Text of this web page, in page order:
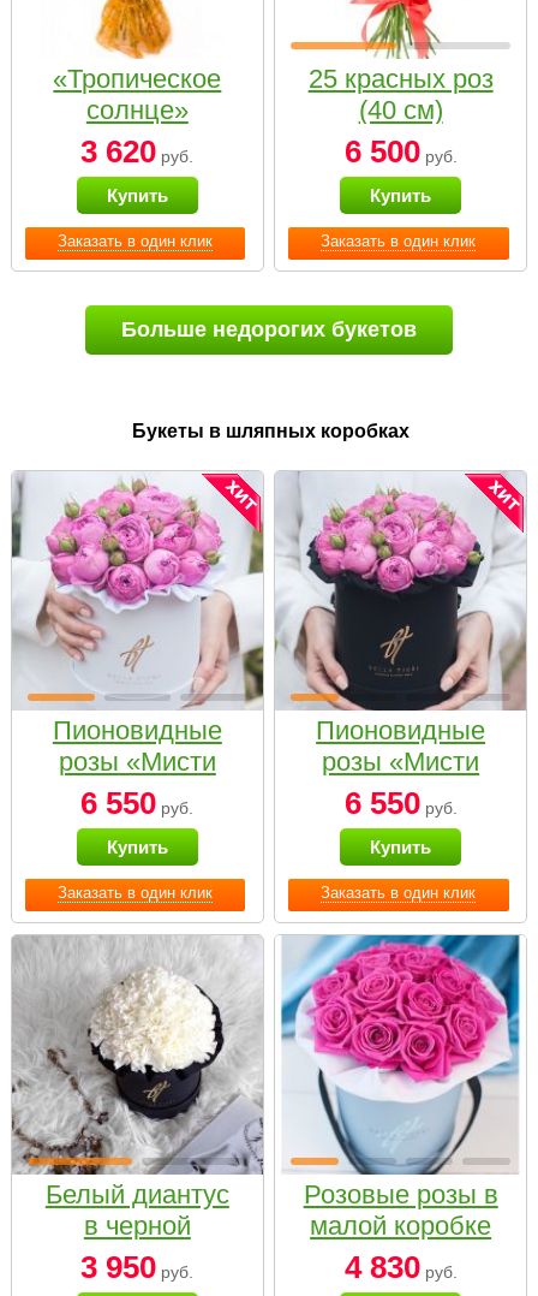
Заказать в один клик
«Тропическое
солнце»
3 620 руб.
Купить
Заказать в один клик
25 красных роз
(40 см)
6 500руб.
Купить
Больше недорогих букетов
Букеты в шляпных коробках
Заказать в один клик
Пионовидные
розы «Мисти
бабблс» в белой
коробке Small
6 550 руб.
Купить
Заказать в один клик
Пионовидные
розы «Мисти
бабблс» в
черной коробке
Small
6 550руб.
Купить
Белый диантус
в черной
коробке Small
3 950 руб.
Розовые розы в
малой коробке
4 830руб.